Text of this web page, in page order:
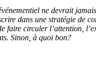
ne devrait
dans une stratégie de
faire circuler l’attention,
Sinon, à quoi bon?